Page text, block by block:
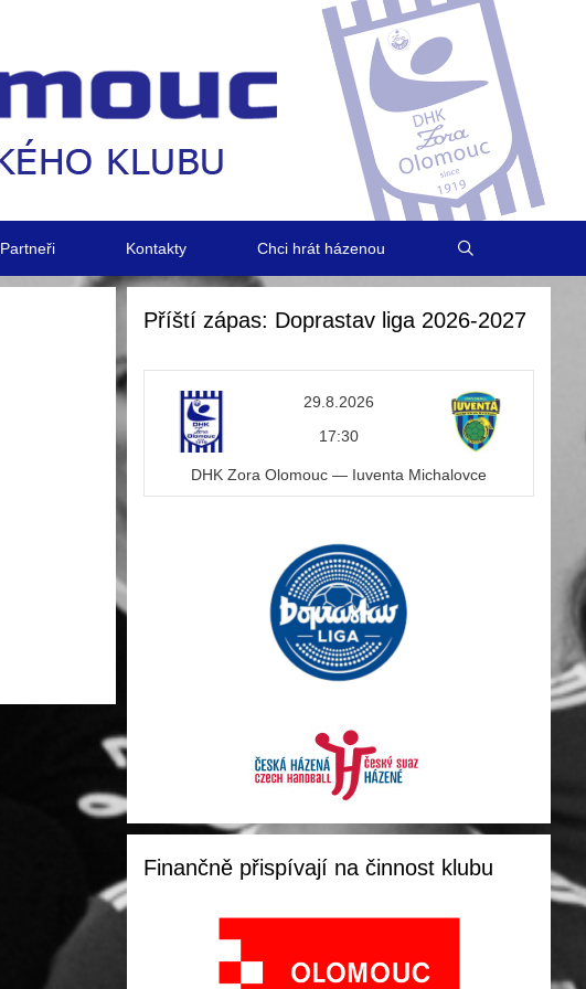
Partneři Kontakty Chci hrát házenou
Příští zápas: Doprastav liga 2026-2027
29.8.2026
17:30
DHK Zora Olomouc — Iuventa Michalovce
Finančně přispívají na činnost klubu